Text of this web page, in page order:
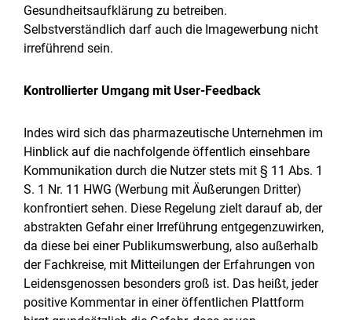
Gesundheitsaufklärung zu betreiben.
Selbstverständlich darf auch die Imagewerbung nicht
irreführend sein.
Kontrollierter Umgang mit User-Feedback
Indes wird sich das pharmazeutische Unternehmen im
Hinblick auf die nachfolgende öffentlich einsehbare
Kommunikation durch die Nutzer stets mit § 11 Abs. 1
S. 1 Nr. 11 HWG (Werbung mit Äußerungen Dritter)
konfrontiert sehen. Diese Regelung zielt darauf ab, der
abstrakten Gefahr einer Irreführung entgegenzuwirken,
da diese bei einer Publikumswerbung, also außerhalb
der Fachkreise, mit Mitteilungen der Erfahrungen von
Leidensgenossen besonders groß ist. Das heißt, jeder
positive Kommentar in einer öffentlichen Plattform